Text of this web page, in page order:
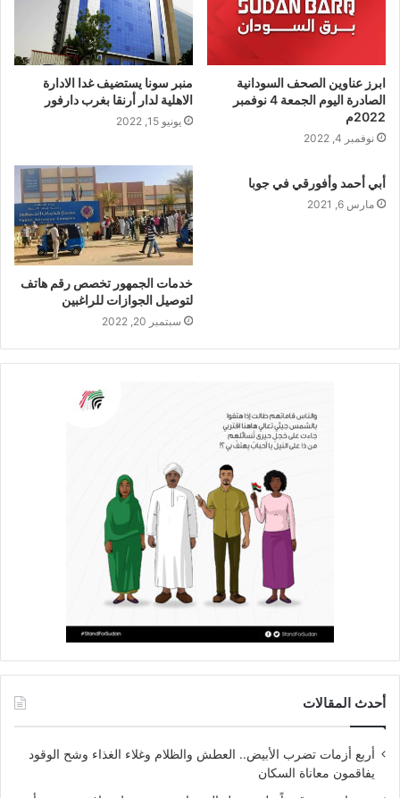
ابرز عناوين الصحف السودانية
الصادرة اليوم الجمعة 4 نوفمبر
2022م
نوفمبر 4, 2022
منبر سونا يستضيف غدا الادارة
الاهلية لدار أرنقا بغرب دارفور
يونيو 15, 2022
أبي أحمد وأفورقي في جوبا
مارس 6, 2021
خدمات الجمهور تخصص رقم هاتف
لتوصيل الجوازات للراغبين
سبتمبر 20, 2022
أحدث المقالات
أربع أزمات تضرب الأبيض.. العطش والظلام وغلاء الغذاء وشح الوقود
يفاقمون معاناة السكان